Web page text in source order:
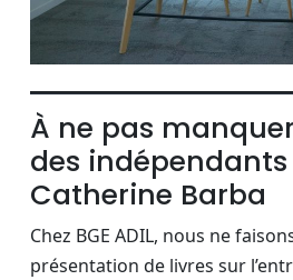
À ne pas
des indépendants
Catherine Barba
Chez BGE ADIL, nous ne
présentation de livres sur